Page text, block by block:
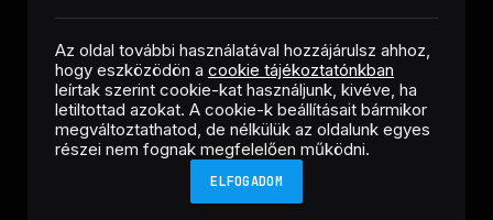
FacebookLinkedInX
(Twitter)
RSS
Az oldal további használatával hozzájárulsz ahhoz,
hogy eszközödön a cookie tájékoztatónkban
leírtak szerint cookie-kat használjunk, kivéve, ha
letiltottad azokat. A cookie-k beállításait bármikor
megváltoztathatod, de nélkülük az oldalunk egyes
részei nem fognak megfelelően működni.
ELFOGADOM